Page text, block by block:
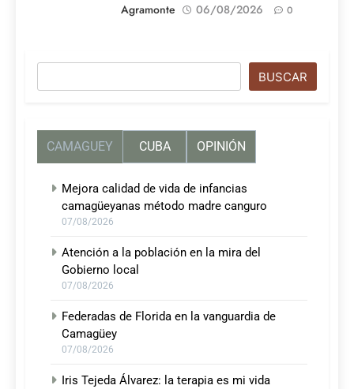
Agramonte
06/08/2026 0
BUSCAR
CAMAGUEY CUBA OPINIÓN
Mejora calidad de vida de infancias
camagüeyanas método madre canguro
07/08/2026
Atención a la población en la mira del
Gobierno local
07/08/2026
Federadas de Florida en la vanguardia de
Camagüey
07/08/2026
Iris Tejeda Álvarez: la terapia es mi vida